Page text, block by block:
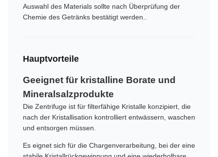
Auswahl des Materials sollte nach Überprüfung der
Chemie des Getränks bestätigt werden..
Hauptvorteile
Geeignet für kristalline Borate und
Mineralsalzprodukte
Die Zentrifuge ist für filterfähige Kristalle konzipiert, die
nach der Kristallisation kontrolliert entwässern, waschen
und entsorgen müssen.
Es eignet sich für die Chargenverarbeitung, bei der eine